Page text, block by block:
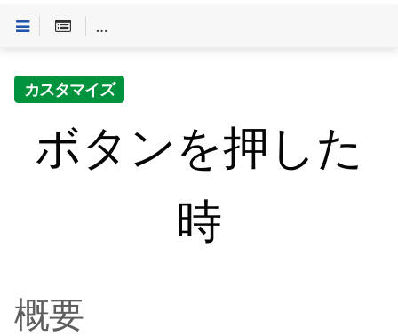
Customineドキュメントへようこそ
カスタマイズ
ボタンを押した
時
概要